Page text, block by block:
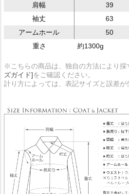
肩幅
39
袖丈
63
アームホール
50
重さ
約1300g
※こちらの商品は、独自の方法により採
ズガイド]をご確認ください。
計り方によっては、表記サイズと誤差が